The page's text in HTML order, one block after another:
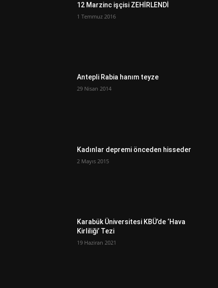
12 Marzinc işçisi ZEHİRLENDİ
1 Temmuz 2016
Antepli Rabia hanım teyze
29 Nisan 2014
Kadınlar depremi önceden hisseder
2 Mayıs 2015
Karabük Üniversitesi KBÜ’de ‘Hava
Kirliliği’ Tezi
19 Haziran 2021